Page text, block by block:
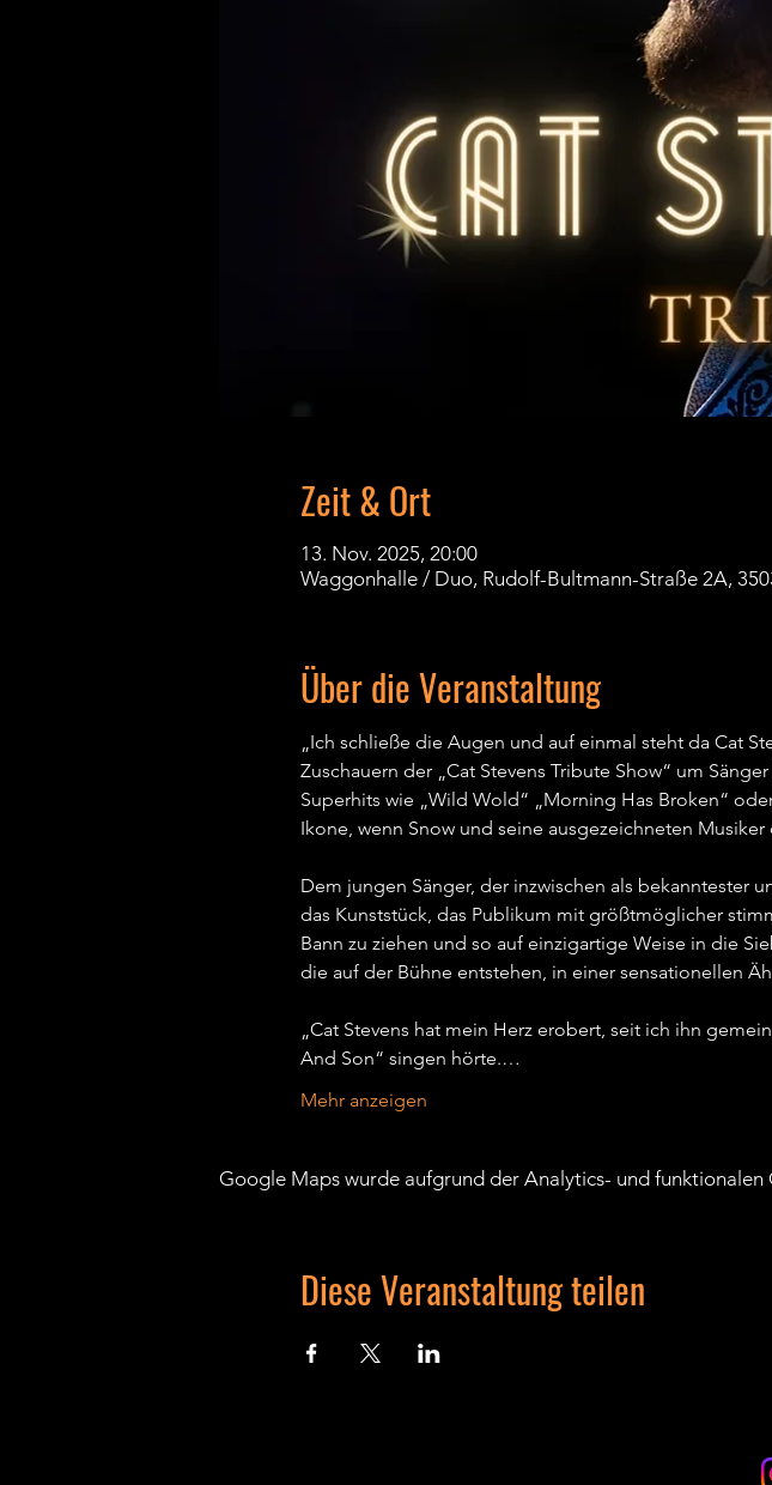
Zeit & Ort
13. Nov. 2025, 20:00
Waggonhalle / Duo, Rudolf-Bultmann-Straße 2A,
Über die Veranstaltung
„Ich schließe die Augen und auf einmal steht da Cat
Zuschauern der „Cat Stevens Tribute Show“ um
Superhits wie „Wild Wold“ „Morning Has Broken“
Ikone, wenn Snow und seine ausgezeichneten
Dem jungen Sänger, der inzwischen als bekanntester
das Kunststück, das Publikum mit größtmöglicher
Bann zu ziehen und so auf einzigartige Weise in die
die auf der Bühne entstehen, in einer sensationellen
„Cat Stevens hat mein Herz erobert, seit ich ihn
And Son“ singen hörte.…
Mehr anzeigen
Google Maps wurde aufgrund der Analytics- und
Diese Veranstaltung teilen